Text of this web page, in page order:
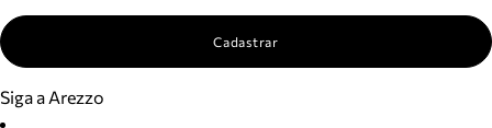
Cadastrar
Siga a Arezzo